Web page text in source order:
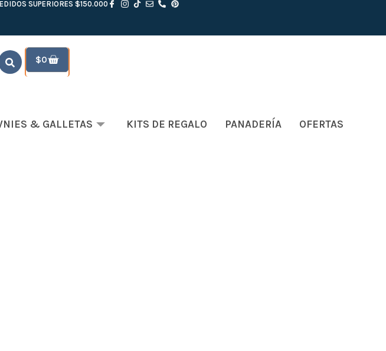
SUPERIORES $150.000
$0
& GALLETAS KITS DE REGALO PANADERÍA OFERTAS